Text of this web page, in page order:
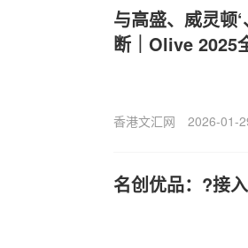
与高盛、威灵顿
断｜Olive 2025
香港文汇网 2026-01-
名创优品：?接